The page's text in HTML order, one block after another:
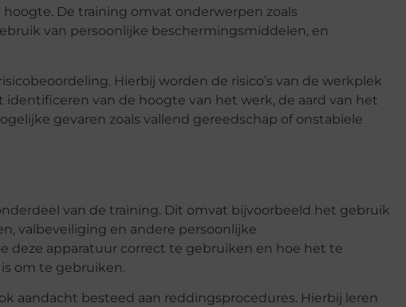
De training omvat onderwerpen zoals
van persoonlijke beschermingsmiddelen, en
Hierbij worden de risico’s van de werkplek
van de hoogte van het werk, de aard van het
gevaren zoals vallend gereedschap of onstabiele
van de training. Dit omvat bijvoorbeeld het gebruik
valbeveiliging en andere persoonlijke
deze apparatuur correct te gebruiken en hoe het te
om te gebruiken.
aandacht besteed aan reddingsprocedures. Hierbij leren